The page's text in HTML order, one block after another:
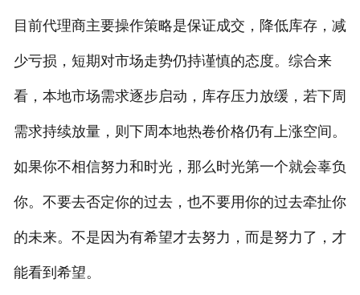
目前代理商主要操作策略是保证成交，降低库存，减
少亏损，短期对市场走势仍持谨慎的态度。综合来
看，本地市场需求逐步启动，库存压力放缓，若下周
需求持续放量，则下周本地热卷价格仍有上涨空间。
如果你不相信努力和时光，那么时光第一个就会辜负
你。不要去否定你的过去，也不要用你的过去牵扯你
的未来。不是因为有希望才去努力，而是努力了，才
能看到希望。